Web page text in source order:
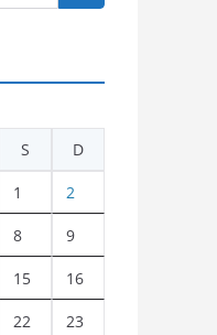
S D
1 2
8 9
15 16
22 23